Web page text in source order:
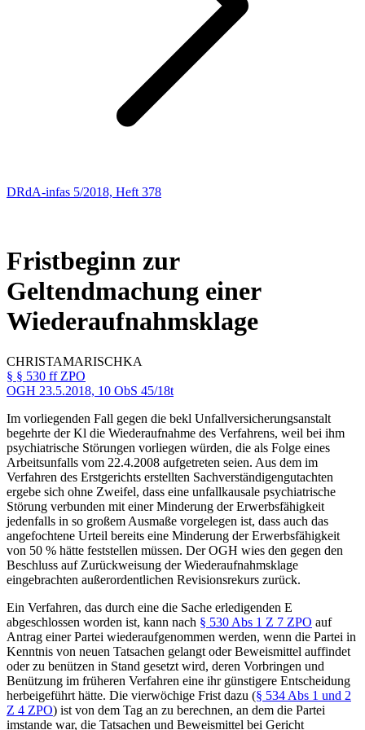
DRdA-infas 5/2018, Heft 378
Fristbeginn zur
Geltendmachung einer
Wiederaufnahmsklage
CHRISTAMARISCHKA
§ § 530 ff ZPO
OGH 23.5.2018, 10 ObS 45/18t
Im vorliegenden Fall gegen die bekl Unfallversicherungsanstalt
begehrte der Kl die Wiederaufnahme des Verfahrens, weil bei ihm
psychiatrische Störungen vorliegen würden, die als Folge eines
Arbeitsunfalls vom 22.4.2008 aufgetreten seien. Aus dem im
Verfahren des Erstgerichts erstellten Sachverständigengutachten
ergebe sich ohne Zweifel, dass eine unfallkausale psychiatrische
Störung verbunden mit einer Minderung der Erwerbsfähigkeit
jedenfalls in so großem Ausmaße vorgelegen ist, dass auch das
angefochtene Urteil bereits eine Minderung der Erwerbsfähigkeit
von 50 % hätte feststellen müssen. Der OGH wies den gegen den
Beschluss auf Zurückweisung der Wiederaufnahmsklage
eingebrachten außerordentlichen Revisionsrekurs zurück.
Ein Verfahren, das durch eine die Sache erledigenden E
abgeschlossen worden ist, kann nach § 530 Abs 1 Z 7 ZPO auf
Antrag einer Partei wiederaufgenommen werden, wenn die Partei in
Kenntnis von neuen Tatsachen gelangt oder Beweismittel auffindet
oder zu benützen in Stand gesetzt wird, deren Vorbringen und
Benützung im früheren Verfahren eine ihr günstigere Entscheidung
herbeigeführt hätte. Die vierwöchige Frist dazu (§ 534 Abs 1 und 2
Z 4 ZPO) ist von dem Tag an zu berechnen, an dem die Partei
imstande war, die Tatsachen und Beweismittel bei Gericht